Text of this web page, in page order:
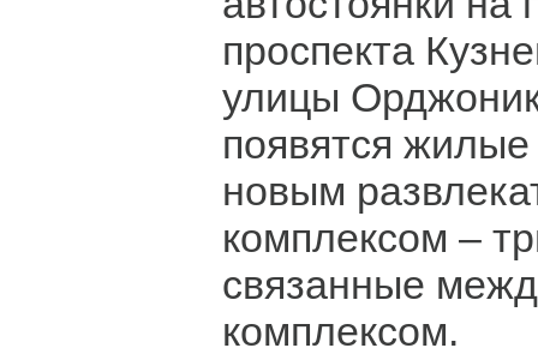
проспекта
улицы
появятся
новым
комплексом –
связанные
комплексом.